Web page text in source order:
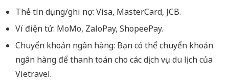
Thẻ tín dụng/ghi nợ: Visa, MasterCard, JCB.
Ví điện tử: MoMo, ZaloPay, ShopeePay.
Chuyển khoản ngân hàng: Bạn có thể chuyển khoản
ngân hàng để thanh toán cho các dịch vụ du lịch của
Vietravel.